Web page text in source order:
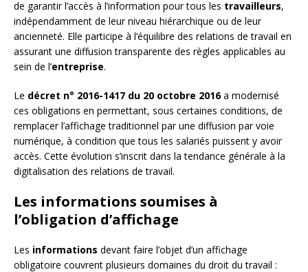
de garantir l’accès à l’information pour tous les travailleurs,
indépendamment de leur niveau hiérarchique ou de leur
ancienneté. Elle participe à l’équilibre des relations de travail en
assurant une diffusion transparente des règles applicables au
sein de l’entreprise.
Le décret n° 2016-1417 du 20 octobre 2016a modernisé
ces obligations en permettant, sous certaines conditions, de
remplacer l’affichage traditionnel par une diffusion par voie
numérique, à condition que tous les salariés puissent y avoir
accès. Cette évolution s’inscrit dans la tendance générale à la
digitalisation des relations de travail.
Les informations soumises à
l’obligation d’affichage
Les informations devant faire l’objet d’un affichage
obligatoire couvrent plusieurs domaines du droit du travail :